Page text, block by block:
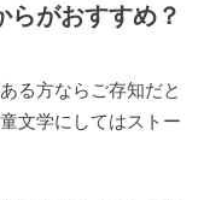
らがおすすめ？
る方ならご存知だと
文学にしてはストー